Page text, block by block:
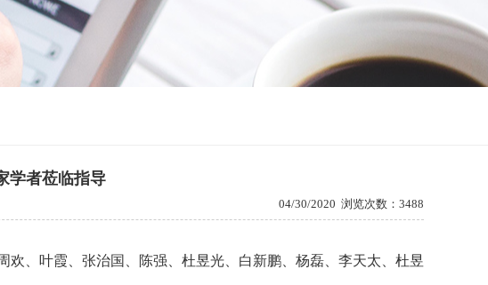
学者莅临指导
浏览次数：3488
04/30/2020
、叶霞、张治国、陈强、杜昱光、白新鹏、杨磊、李天太、杜昱